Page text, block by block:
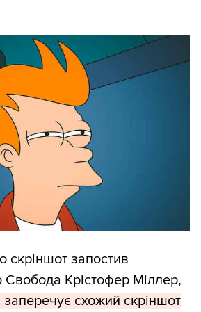
скріншот запостив
Свобода Крістофер Міллер,
схожий скріншот